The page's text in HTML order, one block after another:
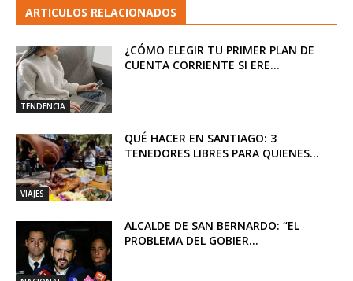
ARTICULOS RELACIONADOS
TENDENCIA
¿CÓMO ELEGIR TU PRIMER PLAN DE
CUENTA CORRIENTE SI ERE...
VIAJES
QUÉ HACER EN SANTIAGO: 3
TENEDORES LIBRES PARA QUIENES...
ALCALDE DE SAN BERNARDO: “EL
PROBLEMA DEL GOBIER...